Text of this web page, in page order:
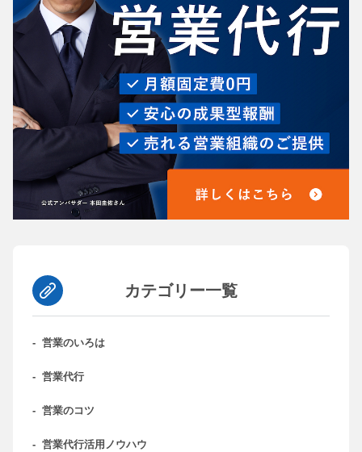
カテゴリー一覧
- 営業のいろは
- 営業代行
- 営業のコツ
- 営業代行活用ノウハウ